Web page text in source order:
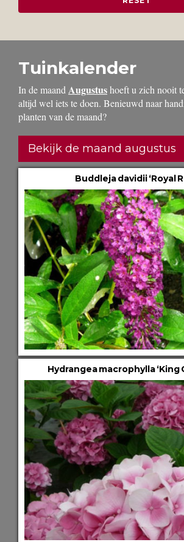
Tuinkalender
In de maand Augustushoeft u zich nooit
altijd wel iets te doen. Benieuwd naar
planten van de maand?
Bekijk de maand augustus
Buddleja davidii ‘Royal
Hydrangea macrophylla ‘King